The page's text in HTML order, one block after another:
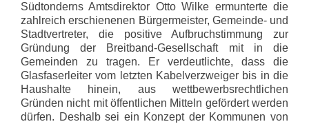
Südtonderns Amtsdirektor Otto Wilke ermunterte die
zahlreich erschienenen Bürgermeister, Gemeinde- und
Stadtvertreter, die positive Aufbruchstimmung zur
Gründung der Breitband-Gesellschaft mit in die
Gemeinden zu tragen. Er verdeutlichte, dass die
Glasfaserleiter vom letzten Kabelverzweiger bis in die
Haushalte hinein, aus wettbewerbsrechtlichen
Gründen nicht mit öffentlichen Mitteln gefördert werden
dürfen. Deshalb sei ein Konzept der Kommunen von